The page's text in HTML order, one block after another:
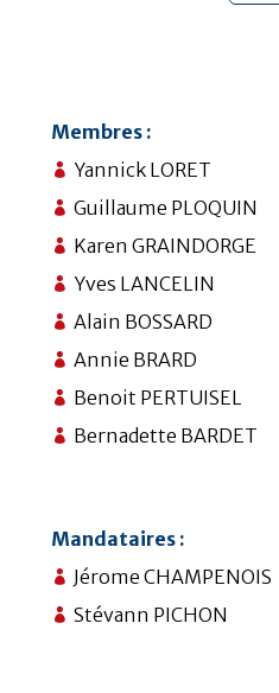
Membres :
 Yannick LORET
 Guillaume PLOQUIN
 Karen GRAINDORGE
 Yves LANCELIN
 Alain BOSSARD
 Annie BRARD
 Benoit PERTUISEL
 Bernadette BARDET
Mandataires :
 Jérome CHAMPENOIS
 Stévann PICHON